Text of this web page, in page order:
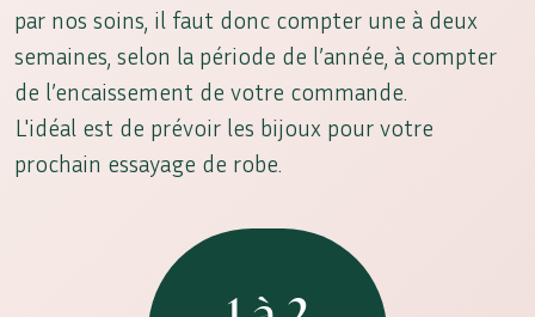
par nos soins, il faut donc compter une à deux
semaines, selon la période de l’année, à compter
de l’encaissement de votre commande.
L'idéal est de prévoir les bijoux pour votre
prochain essayage de robe.